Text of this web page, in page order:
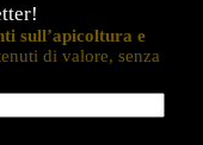
sull’apicoltura e
di valore, senza